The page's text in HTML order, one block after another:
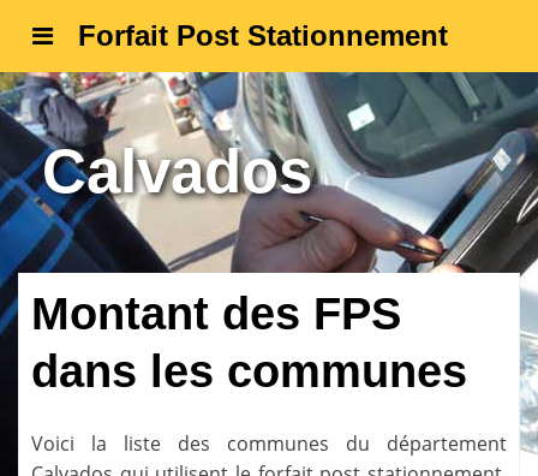
Forfait Post Stationnement
Calvados
Montant des FPS
dans les communes
Voici la liste des communes du département